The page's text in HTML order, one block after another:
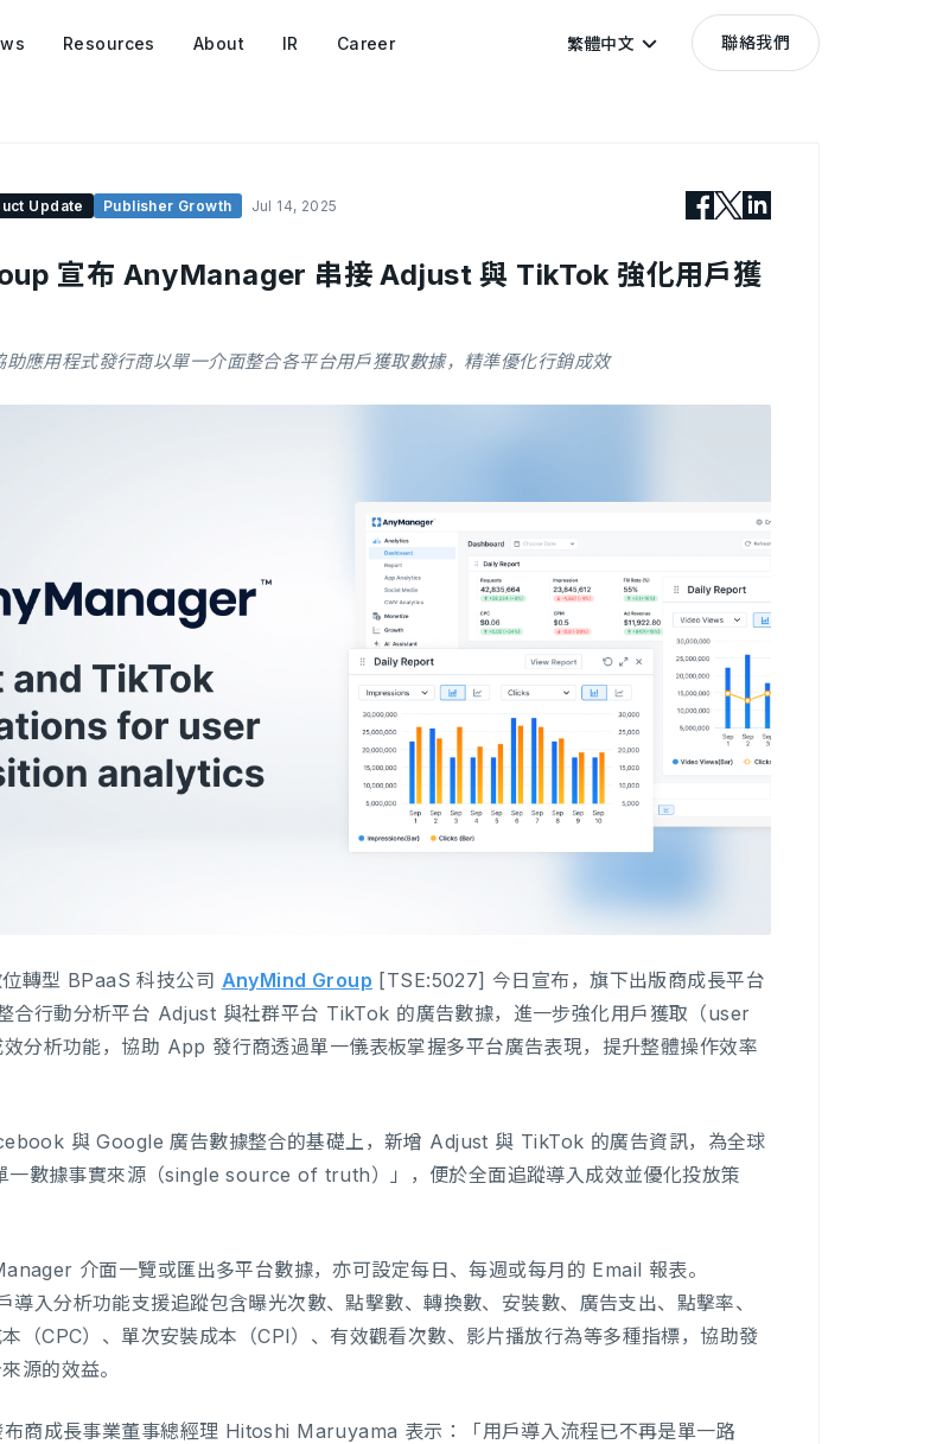
Resources About IR Career 繁體中文 聯絡我們
Update Publisher Growth Jul 14, 2025
宣布 AnyManager 串接 Adjust 與 TikTok 強化用戶獲
助應用程式發行商以單一介面整合各平台用戶獲取數據，精準優化行銷成效
轉型 BPaaS 科技公司 AnyMind Group [TSE:5027] 今日宣布，旗下出版商成長平台
合行動分析平台 Adjust 與社群平台 TikTok 的廣告數據，進一步強化用戶獲取（user
分析功能，協助 App 發行商透過單一儀表板掌握多平台廣告表現，提升整體操作效率
與 Google 廣告數據整合的基礎上，新增 Adjust 與 TikTok 的廣告資訊，為全球
一數據事實來源（single source of truth）」，便於全面追蹤導入成效並優化投放策
介面一覽或匯出多平台數據，亦可設定每日、每週或每月的 Email 報表。
入分析功能支援追蹤包含曝光次數、點擊數、轉換數、安裝數、廣告支出、點擊率、
（CPC）、單次安裝成本（CPI）、有效觀看次數、影片播放行為等多種指標，協助發
源的效益。
商成長事業董事總經理 Hitoshi Maruyama 表示：「用戶導入流程已不再是單一路